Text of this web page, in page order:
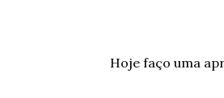
Hoje faço uma